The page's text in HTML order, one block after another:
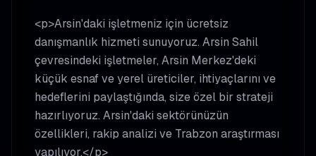
<p>Arsin'daki işletmeniz için ücretsiz
danışmanlık hizmeti sunuyoruz. Arsin Sahil
çevresindeki işletmeler, Arsin Merkez'deki
küçük esnaf ve yerel üreticiler, ihtiyaçlarını ve
hedeflerini paylaştığında, size özel bir strateji
hazırlıyoruz. Arsin'daki sektörünüzün
özellikleri, rakip analizi ve Trabzon araştırması
yapılıyor.</p>